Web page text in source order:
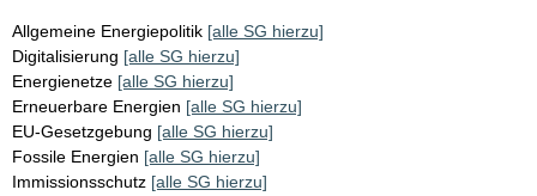
Allgemeine Energiepolitik [alle SG hierzu]
Digitalisierung [alle SG hierzu]
Energienetze [alle SG hierzu]
Erneuerbare Energien [alle SG hierzu]
EU-Gesetzgebung [alle SG hierzu]
Fossile Energien [alle SG hierzu]
Immissionsschutz [alle SG hierzu]